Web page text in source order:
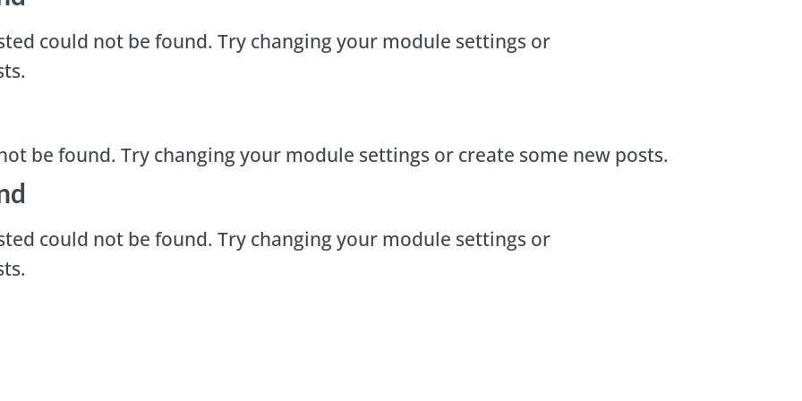
could not be found. Try changing your module settings or
be found. Try changing your module settings or create some new posts.
could not be found. Try changing your module settings or